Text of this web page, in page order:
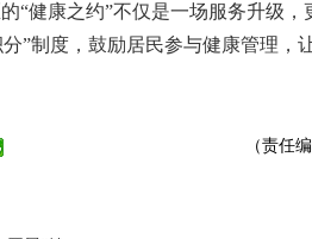
“健康之约”不仅是一场服务升级
”制度，鼓励居民参与健康管理，
（责任